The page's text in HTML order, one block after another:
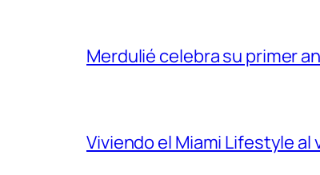
Merdulié celebra su primer
Viviendo el Miami Lifestyle al